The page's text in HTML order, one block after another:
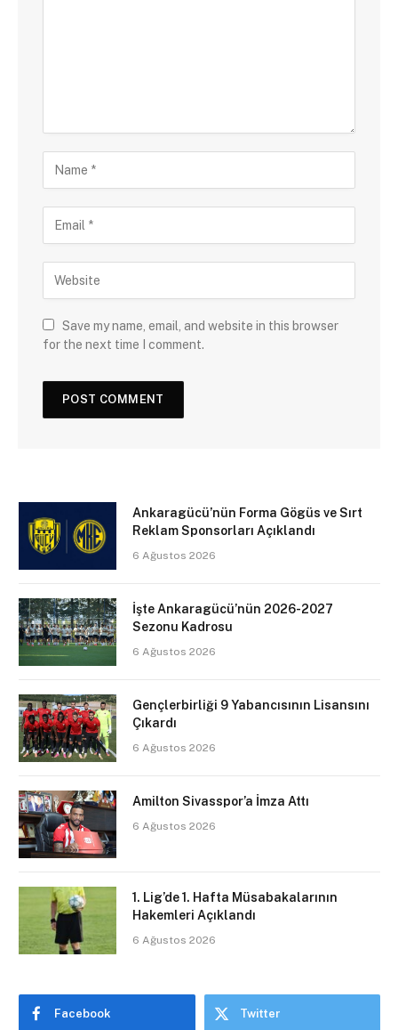
Save my name, email, and website in this browser
for the next time I comment.
Ankaragücü’nün Forma Gögüs ve Sırt
Reklam Sponsorları Açıklandı
6 Ağustos 2026
İşte Ankaragücü’nün 2026-2027
Sezonu Kadrosu
6 Ağustos 2026
Gençlerbirliği 9 Yabancısının Lisansını
Çıkardı
6 Ağustos 2026
Amilton Sivasspor’a İmza Attı
6 Ağustos 2026
1. Lig’de 1. Hafta Müsabakalarının
Hakemleri Açıklandı
6 Ağustos 2026
Facebook Twitter